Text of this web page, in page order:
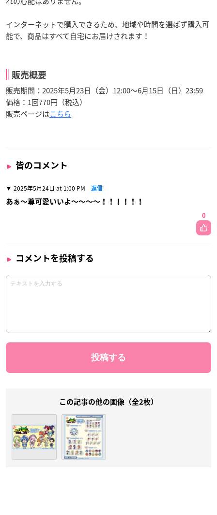
インターネットで購入できるため、地域や時間を選ばず購入可
能で、商品はすべて自宅にお届けされます！
販売概要
販売期間：2025年5月23日（金）12:00～6月15日（日）23:59
価格：1回770円（税込）
販売ページはこちら
皆のコメント
2025年5月24日 at 1:00 PM 返信
あぁ〜尊可愛いいよ〜〜〜〜！！！！！！
0
コメントを投稿する
この記事の他の画像（全2枚）